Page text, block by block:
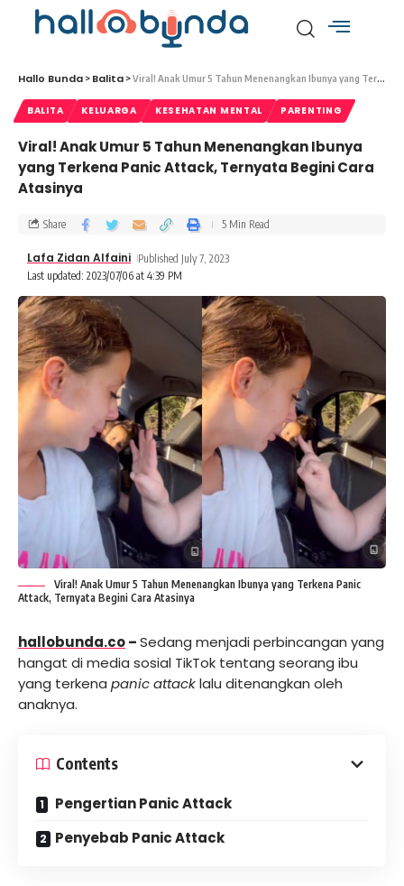
Hallo Bunda > Balita >Viral! Anak Umur 5 Tahun Menenangkan Ibunya yang Terkena Panic Attack, Ternyata Begini Cara Atasinya
BALITA KELUARGA KESEHATAN MENTAL PARENTING
Viral! Anak Umur 5 Tahun Menenangkan Ibunya
yang Terkena Panic Attack, Ternyata Begini Cara
Atasinya
Last updated: 2023/07/06 at 4:39 PM
Lafa Zidan Alfaini Published July 7, 2023
Share 5 Min Read
Viral! Anak Umur 5 Tahun Menenangkan Ibunya yang Terkena Panic
Attack, Ternyata Begini Cara Atasinya
hallobunda.co–Sedang menjadi perbincangan yang
hangat di media sosial TikTok tentang seorang ibu
yang terkena panic attacklalu ditenangkan oleh
anaknya.
Contents
Pengertian Panic Attack
Penyebab Panic Attack